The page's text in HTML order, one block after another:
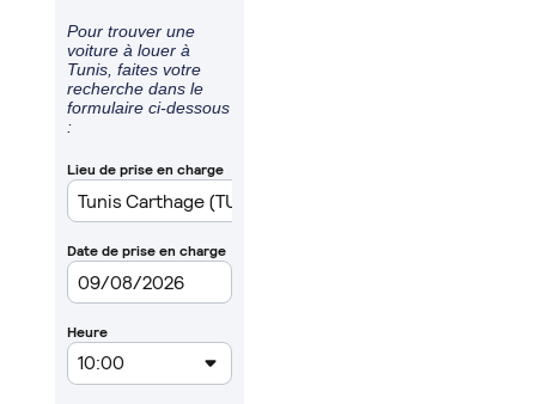
Pour trouver une
voiture à louer à
Tunis, faites votre
recherche dans le
formulaire ci-dessous
: